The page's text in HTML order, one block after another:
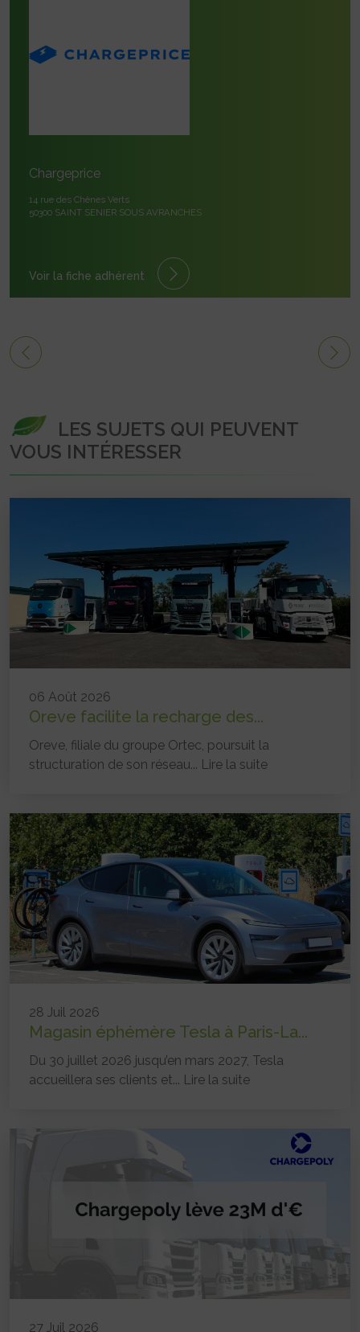
Chargeprice
14 rue des Chênes Verts
50300 SAINT SENIER SOUS AVRANCHES
Voir la fiche adhérent
LES SUJETS QUI PEUVENT
VOUS INTÉRESSER
06 Août 2026
Oreve facilite la recharge des...
Oreve, filiale du groupe Ortec, poursuit la
structuration de son réseau... Lire la suite
28 Juil 2026
Magasin éphémère Tesla à Paris-La...
Du 30 juillet 2026 jusqu’en mars 2027, Tesla
accueillera ses clients et... Lire la suite
27 Juil 2026